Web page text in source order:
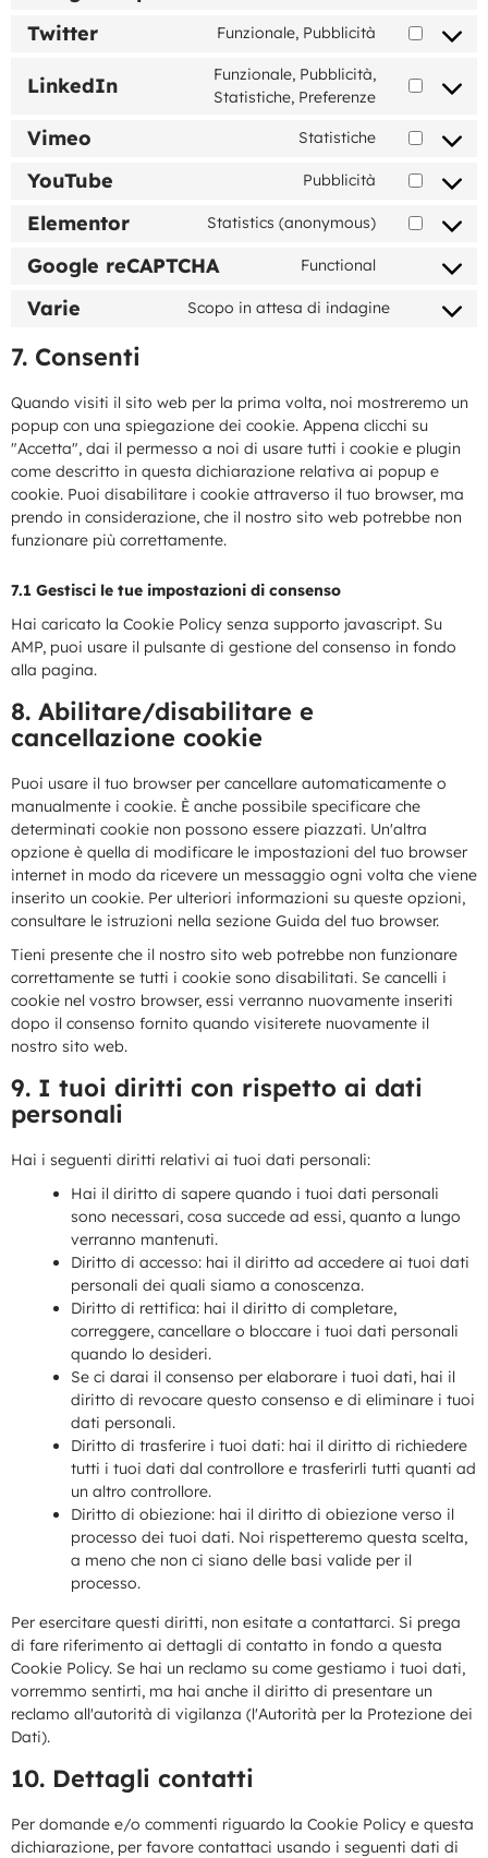
Twitter Funzionale, Pubblicità
LinkedIn
Funzionale, Pubblicità,
Statistiche, Preferenze
Vimeo Statistiche
YouTube Pubblicità
Elementor Statistics (anonymous)
Google reCAPTCHA Functional
Varie Scopo in attesa di indagine
7. Consenti
Quando visiti il sito web per la prima volta, noi mostreremo un
popup con una spiegazione dei cookie. Appena clicchi su
"Accetta", dai il permesso a noi di usare tutti i cookie e plugin
come descritto in questa dichiarazione relativa ai popup e
cookie. Puoi disabilitare i cookie attraverso il tuo browser, ma
prendo in considerazione, che il nostro sito web potrebbe non
funzionare più correttamente.
7.1 Gestisci le tue impostazioni di consenso
Hai caricato la Cookie Policy senza supporto javascript. Su
AMP, puoi usare il pulsante di gestione del consenso in fondo
alla pagina.
8. Abilitare/disabilitare e
cancellazione cookie
Puoi usare il tuo browser per cancellare automaticamente o
manualmente i cookie. È anche possibile specificare che
determinati cookie non possono essere piazzati. Un'altra
opzione è quella di modificare le impostazioni del tuo browser
internet in modo da ricevere un messaggio ogni volta che viene
inserito un cookie. Per ulteriori informazioni su queste opzioni,
consultare le istruzioni nella sezione Guida del tuo browser.
Tieni presente che il nostro sito web potrebbe non funzionare
correttamente se tutti i cookie sono disabilitati. Se cancelli i
cookie nel vostro browser, essi verranno nuovamente inseriti
dopo il consenso fornito quando visiterete nuovamente il
nostro sito web.
9. I tuoi diritti con rispetto ai dati
personali
Hai i seguenti diritti relativi ai tuoi dati personali:
Hai il diritto di sapere quando i tuoi dati personali
sono necessari, cosa succede ad essi, quanto a lungo
verranno mantenuti.
Diritto di accesso: hai il diritto ad accedere ai tuoi dati
personali dei quali siamo a conoscenza.
Diritto di rettifica: hai il diritto di completare,
correggere, cancellare o bloccare i tuoi dati personali
quando lo desideri.
Se ci darai il consenso per elaborare i tuoi dati, hai il
diritto di revocare questo consenso e di eliminare i tuoi
dati personali.
Diritto di trasferire i tuoi dati: hai il diritto di richiedere
tutti i tuoi dati dal controllore e trasferirli tutti quanti ad
un altro controllore.
Diritto di obiezione: hai il diritto di obiezione verso il
processo dei tuoi dati. Noi rispetteremo questa scelta,
a meno che non ci siano delle basi valide per il
processo.
Per esercitare questi diritti, non esitate a contattarci. Si prega
di fare riferimento ai dettagli di contatto in fondo a questa
Cookie Policy. Se hai un reclamo su come gestiamo i tuoi dati,
vorremmo sentirti, ma hai anche il diritto di presentare un
reclamo all'autorità di vigilanza (l'Autorità per la Protezione dei
Dati).
10. Dettagli contatti
Per domande e/o commenti riguardo la Cookie Policy e questa
dichiarazione, per favore contattaci usando i seguenti dati di